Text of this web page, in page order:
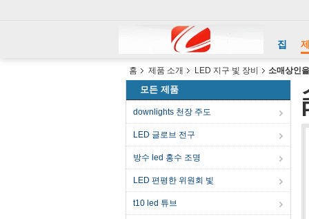
집
홈 제품 소개 LED 지구 빛 장비 소매상인
모든 제품
downlights 천장 주도
LED 글로브 전구
방수 led 홍수 조명
LED 편평한 위원회 빛
t10 led 튜브